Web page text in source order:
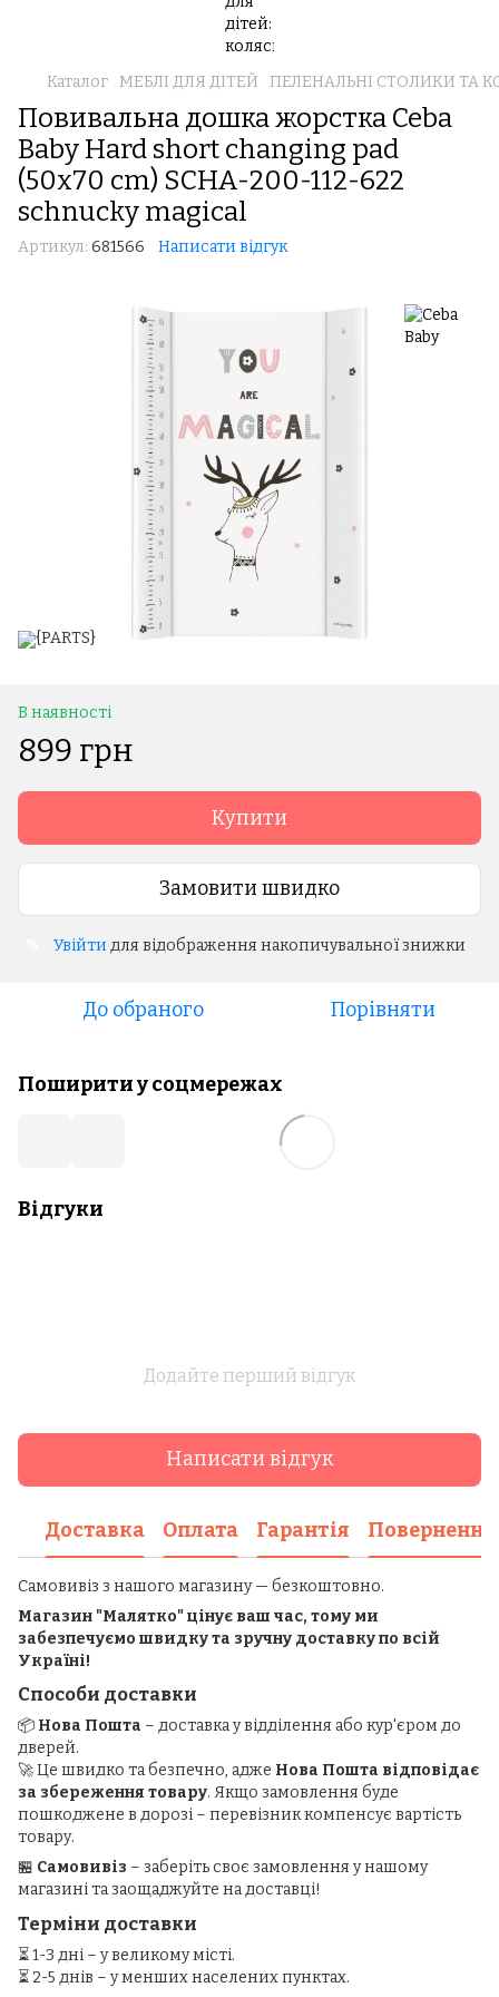
Каталог МЕБЛІ ДЛЯ ДІТЕЙ ПЕЛЕНАЛЬНІ СТОЛИКИ ТА
Повивальна дошка жорстка Ceba
Baby Hard short changing pad
(50x70 cm) SCHA-200-112-622
schnucky magical
Артикул: 681566 Написати відгук
В наявності
899 грн
Купити
Замовити швидко
Увійти для відображення накопичувальної знижки
До обраного Порівняти
Поширити у соцмережах
Відгуки
Додайте перший відгук
Написати відгук
Доставка Оплата Гарантія Повернення
Самовивіз з нашого магазину — безкоштовно.
Магазин "Малятко" цінує ваш час, тому ми
забезпечуємо швидку та зручну доставку по всій
Україні!
Способи доставки
📦 Нова Пошта – доставка у відділення або кур'єром до
дверей.
🚀 Це швидко та безпечно, адже Нова Пошта відповідає
за збереження товару. Якщо замовлення буде
пошкоджене в дорозі – перевізник компенсує вартість
товару.
🏪 Самовивіз – заберіть своє замовлення у нашому
магазині та заощаджуйте на доставці!
Терміни доставки
⏳ 1-3 дні – у великому місті.
⏳ 2-5 днів – у менших населених пунктах.